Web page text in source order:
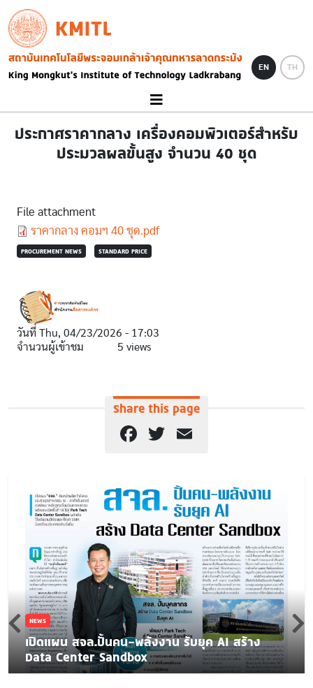
Skip to main content
KMITL
Image
EN TH
ประกาศราคากลาง เครื่องคอมพิวเตอร์สำหรับ
ประมวลผลขั้นสูง จำนวน 40 ชุด
File attachment
Document
ราคากลาง คอมฯ 40 ชุด.pdf
PROCUREMENT NEWS STANDARD PRICE
วันที่ Thu, 04/23/2026 - 17:03
จำนวนผู้เข้าชม
5 views
Share this page
Facebook
Twitter
NEWS
เปิดแผน สจล.ปั้นคน-พลังงาน รับยุค AI สร้าง
Data Center Sandbox